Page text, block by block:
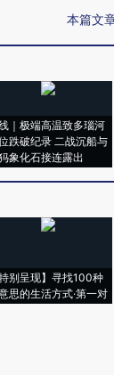
本篇文
｜极端高温致多瑙河
跌破纪录 二战沉船与
象化石接连露出
特别呈现】寻找100种
思的生活方式·第一对